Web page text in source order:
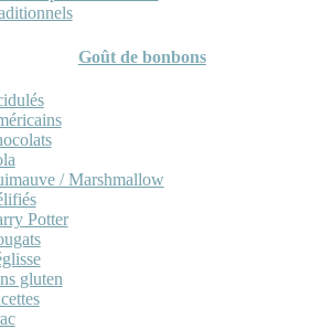
Goût de bonbons
/ Marshmallow
Potter
gluten